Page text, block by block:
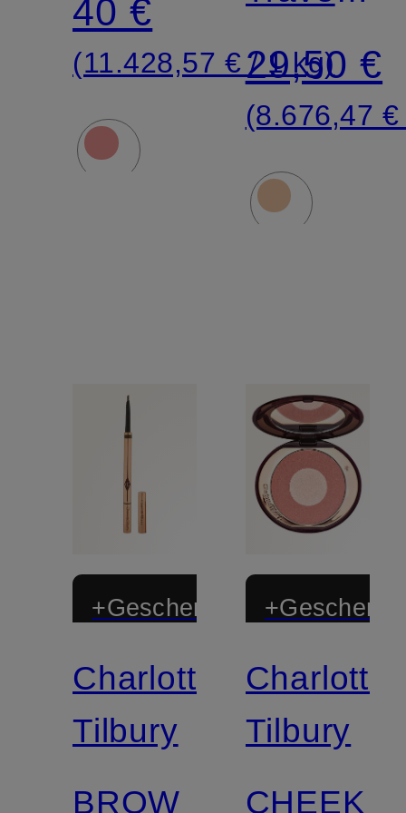
40 €
(11.428,57 € / 1 kg)
Size
29,50 €
(8.676,47
+Geschenk
Zertifiziert
Charlotte
Tilbury
BROW
+Geschenk
Zertifiziert
Charlotte
Tilbury
CHEEK